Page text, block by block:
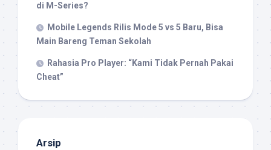
di M-Series?
Mobile Legends Rilis Mode 5 vs 5 Baru, Bisa
Main Bareng Teman Sekolah
Rahasia Pro Player: “Kami Tidak Pernah Pakai
Cheat”
Arsip